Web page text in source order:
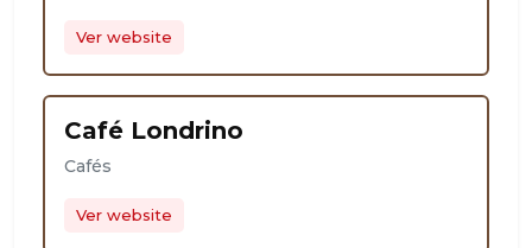
Ver website
Café Londrino
Cafés
Ver website